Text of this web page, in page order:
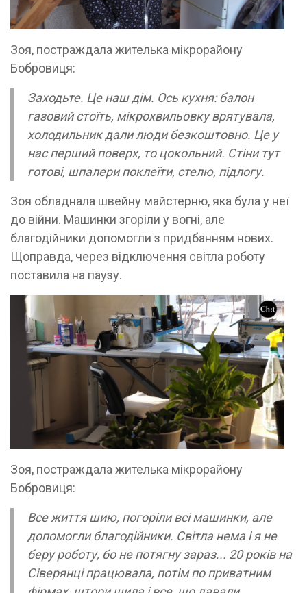
Зоя, постраждала жителька мікрорайону
Бобровиця:
Заходьте. Це наш дім. Ось кухня: балон
газовий стоїть, мікрохвильовку врятувала,
холодильник дали люди безкоштовно. Це у
нас перший поверх, то цокольний. Стіни тут
готові, шпалери поклеїти, стелю, підлогу.
Зоя обладнала швейну майстерню, яка була у неї
до війни. Машинки згоріли у вогні, але
благодійники допомогли з придбанням нових.
Щоправда, через відключення світла роботу
поставила на паузу.
Зоя, постраждала жителька мікрорайону
Бобровиця:
Все життя шию, погоріли всі машинки, але
допомогли благодійники. Світла нема і я не
беру роботу, бо не потягну зараз... 20 років на
Сіверянці працювала, потім по приватним